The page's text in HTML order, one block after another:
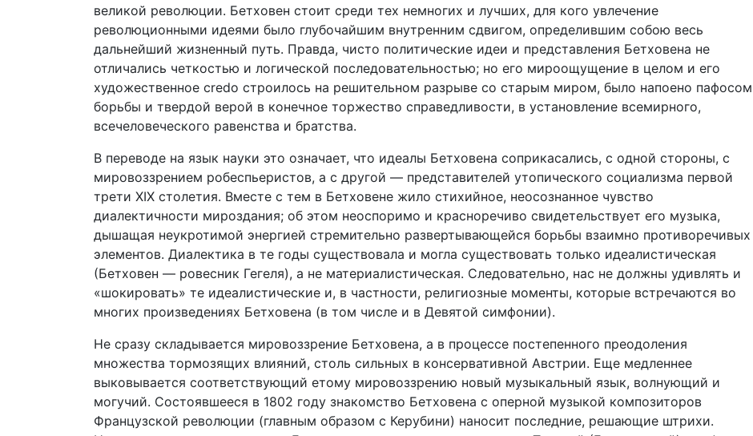
великой революции. Бетховен стоит среди тех немногих и лучших, для кого увлечение
революционными идеями было глубочайшим внутренним сдвигом, определившим собою весь
дальнейший жизненный путь. Правда, чисто политические идеи и представления Бетховена не
отличались четкостью и логической последовательностью; но его мироощущение в целом и его
художественное credo строилось на решительном разрыве со старым миром, было напоено пафосом
борьбы и твердой верой в конечное торжество справедливости, в установление всемирного,
всечеловеческого равенства и братства.
В переводе на язык науки это означает, что идеалы Бетховена соприкасались, с одной стороны, с
мировоззрением робеспьеристов, а с другой — представителей утопического социализма первой
трети XIX столетия. Вместе с тем в Бетховене жило стихийное, неосознанное чувство
диалектичности мироздания; об этом неоспоримо и красноречиво свидетельствует его музыка,
дышащая неукротимой энергией стремительно развертывающейся борьбы взаимно противоречивых
элементов. Диалектика в те годы существовала и могла существовать только идеалистическая
(Бетховен — ровесник Гегеля), а не материалистическая. Следовательно, нас не должны удивлять и
«шокировать» те идеалистические и, в частности, религиозные моменты, которые встречаются во
многих произведениях Бетховена (в том числе и в Девятой симфонии).
Не сразу складывается мировоззрение Бетховена, а в процессе постепенного преодоления
множества тормозящих влияний, столь сильных в консервативной Австрии. Еще медленнее
выковывается соответствующий етому мировоззрению новый музыкальный язык, волнующий и
могучий. Состоявшееся в 1802 году знакомство Бетховена с оперной музыкой композиторов
Французской революции (главным образом с Керубини) наносит последние, решающие штрихи.